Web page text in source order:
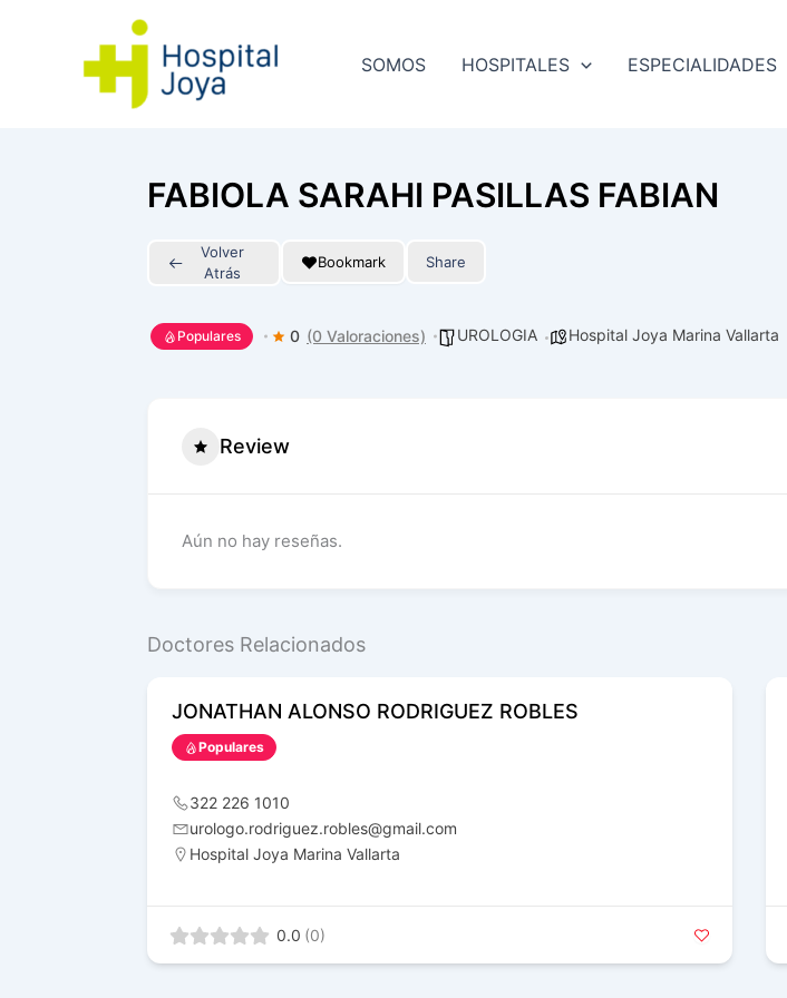
SOMOS HOSPITALES ESPECIALIDADES
FABIOLA SARAHI PASILLAS FABIAN
Volver
Atrás
Bookmark Share
Populares 0 (0 Valoraciones) UROLOGIA Hospital Joya Marina Vallarta
Review
Aún no hay reseñas.
Doctores Relacionados
JONATHAN ALONSO RODRIGUEZ ROBLES
Populares
322 226 1010
urologo.rodriguez.robles@gmail.com
Hospital Joya Marina Vallarta
0.0 (0)